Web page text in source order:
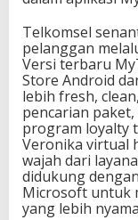
Telkomsel
pelanggan
Versi terbaru
Store Android
lebih fresh,
pencarian
program loyalty
Veronika virtual
wajah dari
didukung
Microsoft untuk
yang lebih